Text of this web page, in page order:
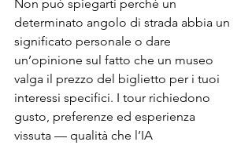
Non può spiegarti perché un
determinato angolo di strada abbia un
significato personale o dare
un’opinione sul fatto che un museo
valga il prezzo del biglietto per i tuoi
interessi specifici. I tour richiedono
gusto, preferenze ed esperienza
vissuta — qualità che l’IA